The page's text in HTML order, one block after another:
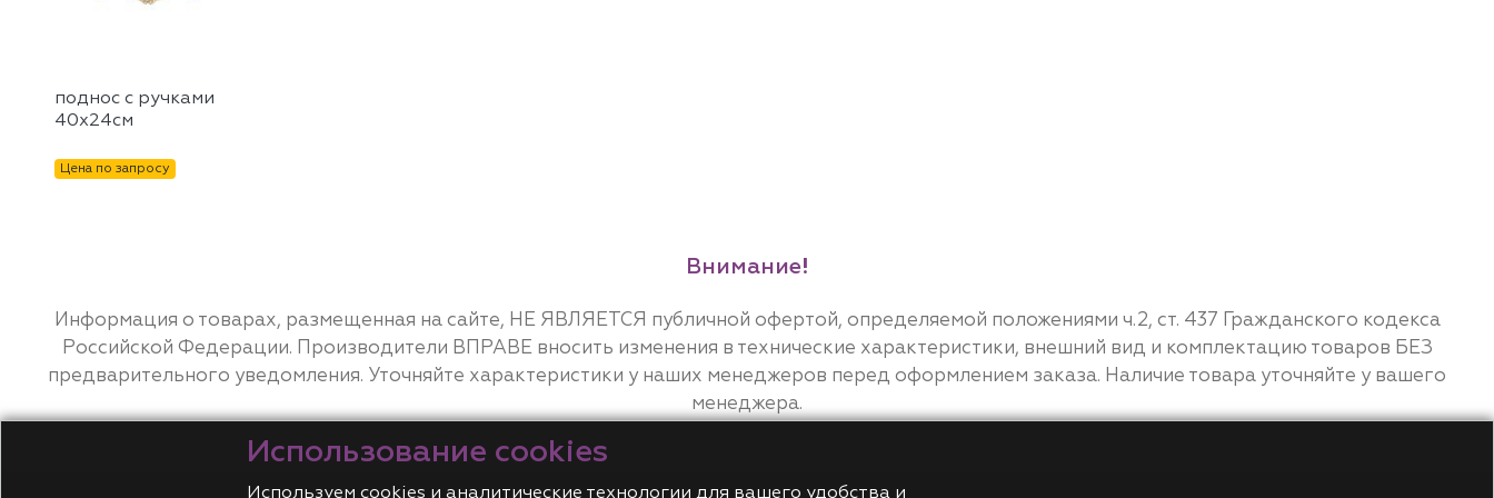
поднос с ручками
40х24см
Цена по запросу
Внимание!
Информация о товарах, размещенная на сайте, НЕ ЯВЛЯЕТСЯ публичной офертой, определяемой положениями ч.2, ст. 437 Гражданского кодекса
Российской Федерации. Производители ВПРАВЕ вносить изменения в технические характеристики, внешний вид и комплектацию товаров БЕЗ
предварительного уведомления. Уточняйте характеристики у наших менеджеров перед оформлением заказа. Наличие товара уточняйте у вашего
менеджера.
Использование cookies
Используем cookies и аналитические технологии для вашего удобства и